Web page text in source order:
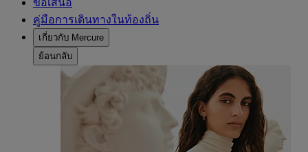
ข้อเสนอ
คู่มือการเดินทางในท้องถิ่น
เกี่ยวกับ Mercure
ย้อนกลับ